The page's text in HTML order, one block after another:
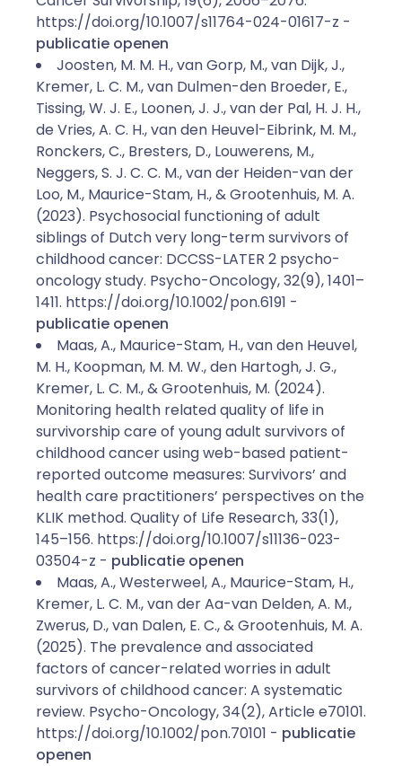
https://doi.org/10.1007/s11764-024-01617-z -
publicatie openen
Joosten, M. M. H., van Gorp, M., van Dijk, J.,
Kremer, L. C. M., van Dulmen-den Broeder, E.,
Tissing, W. J. E., Loonen, J. J., van der Pal, H. J. H.,
de Vries, A. C. H., van den Heuvel-Eibrink, M. M.,
Ronckers, C., Bresters, D., Louwerens, M.,
Neggers, S. J. C. C. M., van der Heiden-van der
Loo, M., Maurice-Stam, H., & Grootenhuis, M. A.
(2023). Psychosocial functioning of adult
siblings of Dutch very long-term survivors of
childhood cancer: DCCSS-LATER 2 psycho-
oncology study. Psycho-Oncology, 32(9), 1401–
1411. https://doi.org/10.1002/pon.6191 -
publicatie openen
Maas, A., Maurice-Stam, H., van den Heuvel,
M. H., Koopman, M. M. W., den Hartogh, J. G.,
Kremer, L. C. M., & Grootenhuis, M. (2024).
Monitoring health related quality of life in
survivorship care of young adult survivors of
childhood cancer using web-based patient-
reported outcome measures: Survivors’ and
health care practitioners’ perspectives on the
KLIK method. Quality of Life Research, 33(1),
145–156. https://doi.org/10.1007/s11136-023-
03504-z - publicatie openen
Maas, A., Westerweel, A., Maurice-Stam, H.,
Kremer, L. C. M., van der Aa-van Delden, A. M.,
Zwerus, D., van Dalen, E. C., & Grootenhuis, M. A.
(2025). The prevalence and associated
factors of cancer-related worries in adult
survivors of childhood cancer: A systematic
review. Psycho-Oncology, 34(2), Article e70101.
https://doi.org/10.1002/pon.70101 - publicatie
openen